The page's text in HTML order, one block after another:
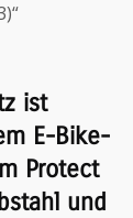
ist
E-Bike-
Protect
und